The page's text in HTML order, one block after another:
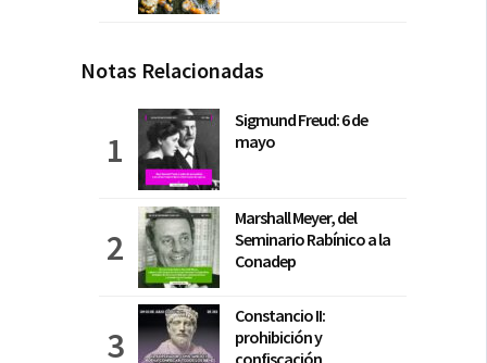
Notas Relacionadas
Sigmund Freud: 6 de
mayo
Marshall Meyer, del
Seminario Rabínico a la
Conadep
Constancio II:
prohibición y